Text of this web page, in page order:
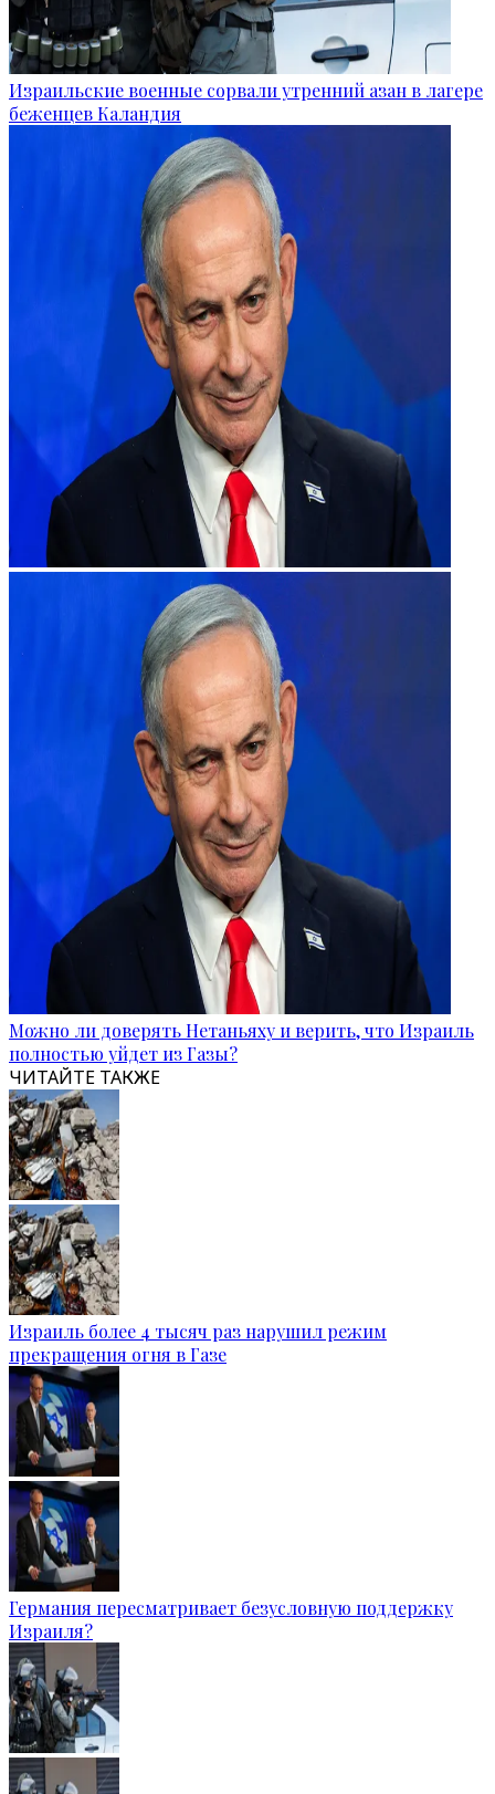
Израильские военные сорвали утренний азан в лагере
беженцев Каландия
Можно ли доверять Нетаньяху и верить, что Израиль
полностью уйдет из Газы?
ЧИТАЙТЕ ТАКЖЕ
Израиль более 4 тысяч раз нарушил режим
прекращения огня в Газе
Германия пересматривает безусловную поддержку
Израиля?